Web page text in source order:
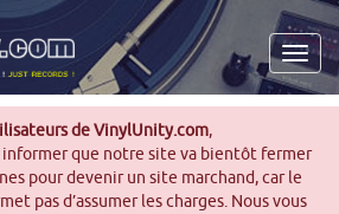
de VinylUnity.com,
informer que notre site va bientôt fermer
pour devenir un site marchand, car le
pas d’assumer les charges. Nous vous